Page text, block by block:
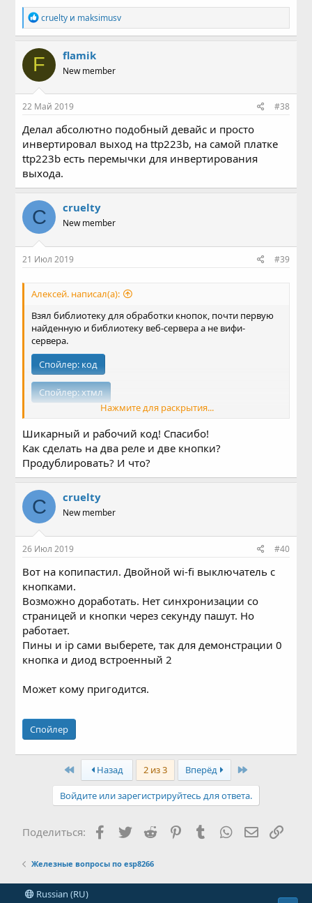
Р
е
а
к
ц
и
:
cruelty и maksimusv
F flamik
New member
22 Май 2019 #38
Делал абсолютно подобный девайс и просто
инвертировал выход на ttp223b, на самой платке
ttp223b есть перемычки для инвертирования
выхода.
C cruelty
New member
21 Июл 2019 #39
Алексей. написал(а):
Взял библиотеку для обработки кнопок, почти первую
найденную и библиотеку веб-сервера а не вифи-
сервера.
Спойлер: код
Спойлер:хтмл
На ноде-мсу вместо реле - светодиод синий,
встроенный, как раз к gpio2 подключен
Вместо кнопки просто провод для беспаечного
монтажа, замыкаю и размыкаю им gpio0.
Замкнул-разомкнул светодиод включился и на веб-
странице состояние изменилось (раз в секунду
скриптом запрашиваю статус), ещё раз замкнул-
разомкнул и светодиод выключился.
На веб-странице нажал на кнопку, скриптом отправил
запрос, в обработчике запроса выполнил
переключение светодиода.
Как то так.
Нажмите для раскрытия...
Шикарный и рабочий код! Спасибо!
Как сделать на два реле и две кнопки?
Продублировать? И что?
C cruelty
New member
26 Июл 2019 #40
Вот на копипастил. Двойной wi-fi выключатель с
кнопками.
Возможно доработать. Нет синхронизации со
страницей и кнопки через секунду пашут. Но
работает.
Пины и ip сами выберете, так для демонстрации 0
кнопка и диод встроенный 2
Может кому пригодится.
Спойлер
First Назад 2 из 3 Вперёд Last
Войдите или зарегистрируйтесь для ответа.
Поделиться: Facebook
TwitterReddit PinterestTumblrWhatsApp
Железные вопросы по esp8266
Russian (RU)